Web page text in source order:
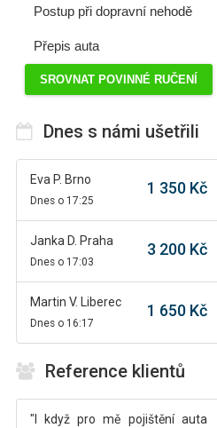
Postup při dopravní nehodě
Přepis auta
SROVNAT POVINNÉ RUČENÍ
Dnes s námi ušetřili
1 350 Kč
Eva P. Brno
Dnes o 17:25
3 200 Kč
Janka D. Praha
Dnes o 17:03
1 650 Kč
Martin V. Liberec
Dnes o 16:17
Reference klientů
"I když pro mě pojištění auta